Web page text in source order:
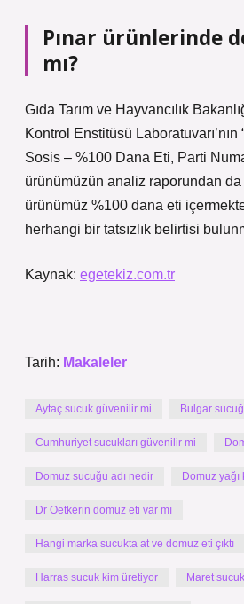
Pınar ürünlerinde
mı?
Gıda Tarım ve Hayvancılık
Kontrol Enstitüsü
Sosis – %100 Dana Eti, Parti
ürünümüzün analiz raporundan da
ürünümüz %100 dana eti
herhangi bir tatsızlık belirtisi
Kaynak: egetekiz.com.tr
Tarih: Makaleler
Aytaç sucuk güvenilir mi Bulgar
Cumhuriyet sucukları güvenilir mi
Domuz sucuğu adı nedir Domuz
Dr Oetkerin domuz eti var mı
Hangi marka sucukta at ve domuz eti çıktı
Harras sucuk kim üretiyor Maret